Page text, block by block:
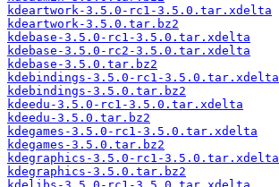
kdeartwork-3.5.0-rc1-3.5.0.tar.xdelta
kdeartwork-3.5.0.tar.bz2
kdebase-3.5.0-rc1-3.5.0.tar.xdelta
kdebase-3.5.0-rc2-3.5.0.tar.xdelta
kdebase-3.5.0.tar.bz2
kdebindings-3.5.0-rc1-3.5.0.tar.xdelta
kdebindings-3.5.0.tar.bz2
kdeedu-3.5.0-rc1-3.5.0.tar.xdelta
kdeedu-3.5.0.tar.bz2
kdegames-3.5.0-rc1-3.5.0.tar.xdelta
kdegames-3.5.0.tar.bz2
kdegraphics-3.5.0-rc1-3.5.0.tar.xdelta
kdegraphics-3.5.0.tar.bz2